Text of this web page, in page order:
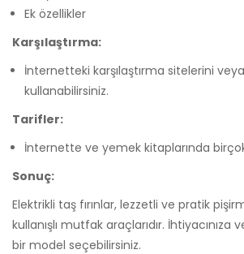
Ek özellikler
Karşılaştırma:
İnternetteki karşılaştırma sitelerini
kullanabilirsiniz.
Tarifler:
İnternette ve yemek kitaplarında
Sonuç:
Elektrikli taş fırınlar, lezzetli ve pratik
kullanışlı mutfak araçlarıdır.
bir model seçebilirsiniz.